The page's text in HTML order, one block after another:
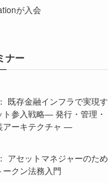
が入会
ナー
既存金融インフラで実現す
ト参入戦略― 発行・管理・
アーキテクチャ ―
アセットマネジャーのため
クン法務入門